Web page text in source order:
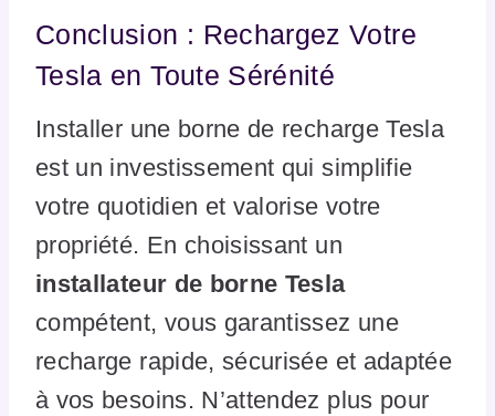
Conclusion : Rechargez Votre
Tesla en Toute Sérénité
Installer une borne de recharge Tesla
est un investissement qui simplifie
votre quotidien et valorise votre
propriété. En choisissant un
installateur de borne Tesla
compétent, vous garantissez une
recharge rapide, sécurisée et adaptée
à vos besoins. N’attendez plus pour